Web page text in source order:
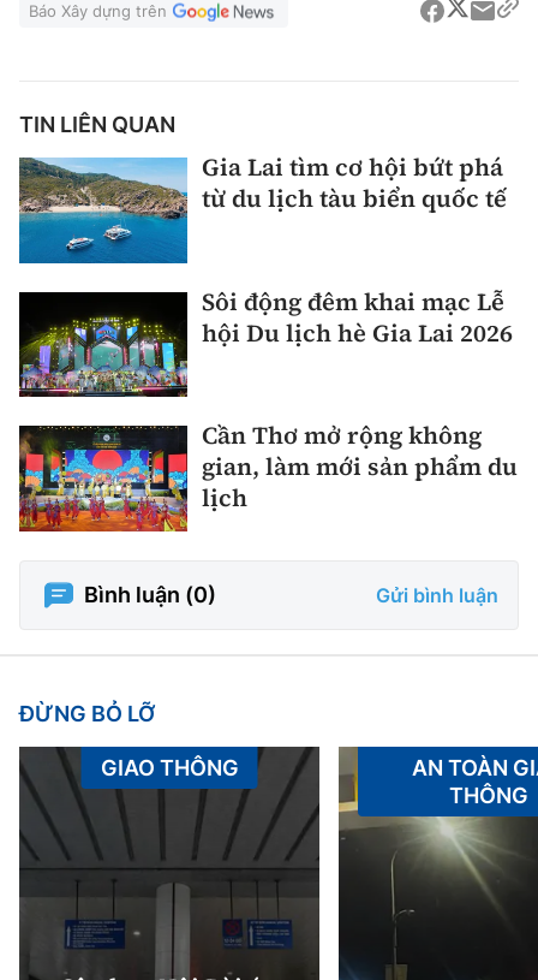
Báo Xây dựng trên
TIN LIÊN QUAN
Gia Lai tìm cơ hội bứt phá
từ du lịch tàu biển quốc tế
Sôi động đêm khai mạc Lễ
hội Du lịch hè Gia Lai 2026
Cần Thơ mở rộng không
gian, làm mới sản phẩm du
lịch
Bình luận (0) Gửi bình luận
ĐỪNG BỎ LỠ
GIAO THÔNG
AN TOÀN
THÔNG